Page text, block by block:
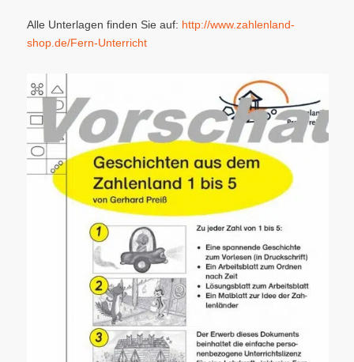
Alle Unterlagen finden Sie auf: http://www.zahlenland-
shop.de/Fern-Unterricht